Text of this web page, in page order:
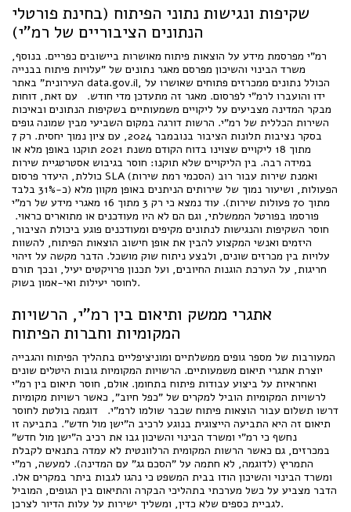
שקיפות ונגישות נתוני הפיתוח (בחינת פורטלי
הנתונים הציבוריים של רמ"י)
רמ"י מפרסמת מידע על הוצאות פיתוח מאושרות ביישובים כפריים. בנוסף,
משרד הבינוי והשיכון מפרסם מאגר נתונים של "עלויות פיתוח בבנייה
העירונית" באתר data.gov.il, הכולל נתונים ממכרזים פתוחים שאושרו על
ידו והועברו לרמ"י לפרסום. מאגר זה מתעדכן מדי חודש. עם זאת, דוחות
מבקר המדינה מצביעים על ליקויים משמעותיים בשקיפות הנתונים ובאיכות
השירות הכללית של רמ"י. הרשות דורגה במקום השביעי מבין שמונה גופים
בסקר נציבות תלונות הציבור בנובמבר 2024, עם ציון נמוך יחסית. רק 7
מתוך 18 ליקויים שצוינו בדוח הקודם משנת 2021 תוקנו באופן מלא או
במידה רבה. בין הליקויים שלא תוקנו: חוסר בגיבוש אסטרטגיית שירות
כוללת, היעדר פרסום SLA (הסכמי רמת שירות) ואמנת שירות עבור רוב
הפעולות, ושיעור נמוך של שירותים הניתנים באופן מקוון מלא (כ-31% בלבד
מתוך 70 פעולות שירות). עוד נמצא כי רק 3 מתוך 16 מאגרי מידע של רמ"י
פורסמו בפורטל הממשלתי, וגם הם לא היו מעודכנים או מתוארים כראוי.
חוסר השקיפות והנגישות לנתונים מקיפים ומעודכנים פוגע ביכולת הציבור,
היזמים ואנשי המקצוע להבין את אופן חישוב הוצאות הפיתוח, להשוות
עלויות בין מכרזים שונים, ולבצע ניתוח שוק מושכל. הדבר מקשה על זיהוי
חריגות, על הערכת הוגנות החיובים, ועל תכנון פרויקטים יעיל, ובכך תורם
לחוסר יעילות ואי-אמון בשוק.
אתגרי ממשק ותיאום בין רמ"י, הרשויות
המקומיות וחברות הפיתוח
המעורבות של מספר גופים ממשלתיים ומוניציפליים בתהליך הפיתוח והגבייה
יוצרת אתגרי תיאום משמעותיים. הרשויות המקומיות גובות היטלים שונים
ואחראיות על ביצוע עבודות פיתוח בתחומן. אולם, חוסר תיאום בין רמ"י
לרשויות המקומיות הוביל למקרים של "כפל חיוב", כאשר רשויות מקומיות
דרשו תשלום עבור הוצאות פיתוח שכבר שולמו לרמ"י. דוגמה בולטת לחוסר
תיאום זה היא התביעה הייצוגית בנוגע לרכיב ה"ישן מול חדש". בתביעה זו
נחשף כי רמ"י ומשרד הבינוי והשיכון גבו את רכיב ה"ישן מול חדש"
במכרזים, גם כאשר הרשות המקומית הרלוונטית לא עמדה בתנאים לקבלת
התמריץ (לדוגמה, לא חתמה על "הסכם גג" עם המדינה). למעשה, רמ"י
ומשרד הבינוי והשיכון הודו בבית המשפט כי נהגו לגבות ביתר במקרים אלו.
הדבר מצביע על כשל מערכתי בתהליכי הבקרה והתיאום בין הגופים, המוביל
לגביית כספים שלא כדין, ומשליך ישירות על עלות הדיור לצרכן.